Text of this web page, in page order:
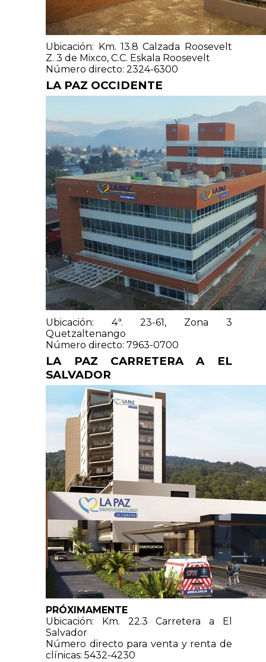
Ubicación: Km. 13.8 Calzada Roosevelt
Z. 3 de Mixco, C.C. Eskala Roosevelt
Número directo: 2324-6300
LA PAZ OCCIDENTE
Ubicación: 4ª. 23-61, Zona 3
Quetzaltenango
Número directo: 7963-0700
LA PAZ CARRETERA A EL
SALVADOR
PRÓXIMAMENTE
Ubicación: Km. 22.3 Carretera a El
Salvador
Número directo para venta y renta de
clínicas: 5432-4230